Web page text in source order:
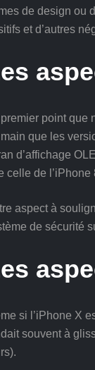
de design ou
et d’autres
premier point que
que les
d’affichage
celle de l’iPhone
aspect à
de sécurité
si l’iPhone X
souvent à